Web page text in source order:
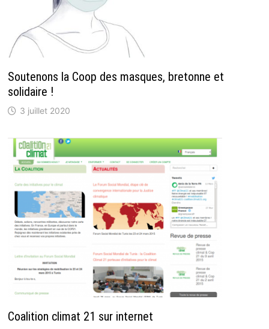
Soutenons la Coop des masques, bretonne et
solidaire !
3 juillet 2020
Coalition climat 21 sur internet